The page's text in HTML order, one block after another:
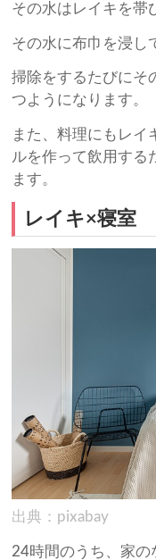
その水はレイキを帯
その水に布巾を浸し
掃除をするたびにそ
つようになります。
また、料理にもレイ
ルを作って飲用する
ます。
レイキ×寝室
出典：pixabay
24時間のうち、家の